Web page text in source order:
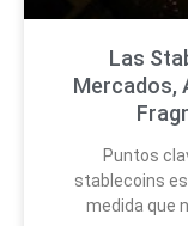
Las
Mercados,
Puntos
stablecoins
medida que